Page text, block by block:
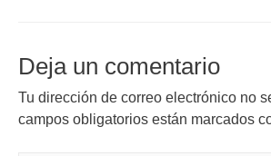
Deja un comentario
Tu dirección de correo electrónico no
campos obligatorios están marcados